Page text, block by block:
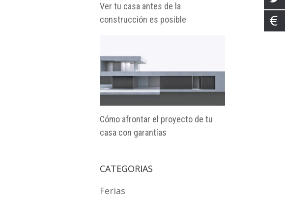
Ver tu casa antes de la
construcción es posible
Cómo afrontar el proyecto de tu
casa con garantías
CATEGORIAS
Ferias